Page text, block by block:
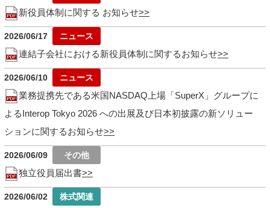
新役員体制に関する お知らせ
2026/06/17
連結子会社における新役員体制に関するお知らせ
2026/06/10
業務提携先である米国NASDAQ上場「SuperX」グループに
よるInterop Tokyo 2026 への出展及び日本初披露の新ソリュー
ションに関するお知らせ
2026/06/09
独立役員届出書
2026/06/02